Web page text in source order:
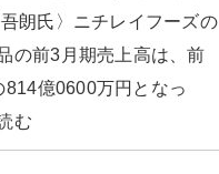
朗氏〉ニチレイフーズの
の前3月期売上高は、前
814億0600万円となっ
む